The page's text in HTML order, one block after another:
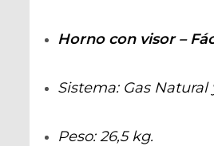
Horno con visor –
Sistema: Gas Natural
Peso: 26,5 kg.